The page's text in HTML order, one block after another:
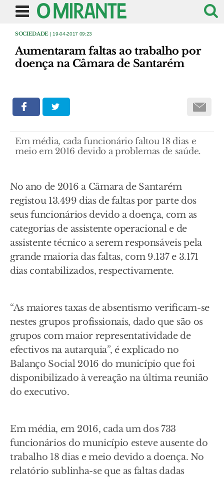
SOCIEDADE | 19-04-2017 09:23
Aumentaram faltas ao trabalho por
doença na Câmara de Santarém
Em média, cada funcionário faltou 18 dias e
meio em 2016 devido a problemas de saúde.
No ano de 2016 a Câmara de Santarém
registou 13.499 dias de faltas por parte dos
seus funcionários devido a doença, com as
categorias de assistente operacional e de
assistente técnico a serem responsáveis pela
grande maioria das faltas, com 9.137 e 3.171
dias contabilizados, respectivamente.
“As maiores taxas de absentismo verificam-se
nestes grupos profissionais, dado que são os
grupos com maior representatividade de
efectivos na autarquia”, é explicado no
Balanço Social 2016 do município que foi
disponibilizado à vereação na última reunião
do executivo.
Em média, em 2016, cada um dos 733
funcionários do município esteve ausente do
trabalho 18 dias e meio devido a doença. No
relatório sublinha-se que as faltas dadas